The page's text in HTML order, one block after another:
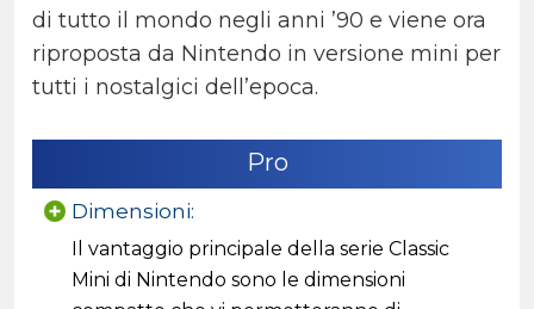
di tutto il mondo negli anni ’90 e viene ora
riproposta da Nintendo in versione mini per
tutti i nostalgici dell’epoca.
Pro
Dimensioni:
Il vantaggio principale della serie Classic
Mini di Nintendo sono le dimensioni